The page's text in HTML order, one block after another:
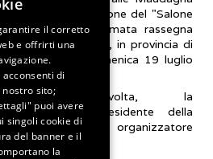
della 12ma edizione del "Salone
popolare e rinomata rassegna
a Frabosa Sottana, in provincia di
sabato 18 e domenica 19 luglio
una volta, la
Dulbecco, presidente della
Valle Maudagna e organizzatore
il corretto
e offrirti una
di
sito;
puoi avere
singoli cookie di
del banner e il
la